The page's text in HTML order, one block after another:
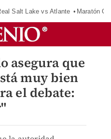
Salt Lake vs Atlante Maratón
asegura que
muy bien
el debate: